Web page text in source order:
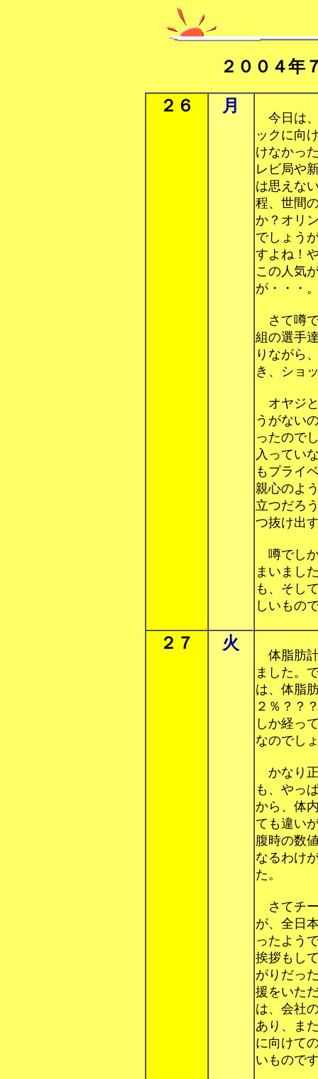
２００４年
２６ 月
今日は、
ックに向
けなかっ
レビ局や
は思えな
程、世間
か？オリ
でしょう
すよね！
この人気
が・・・
さて噂で
組の選手
りながら
き、ショ
オヤジと
うがない
ったので
入ってい
もプライ
親心のよ
立つだろ
つ抜け出
噂でしか
まいまし
も、そし
しいもの
２７ 火
体脂肪計
ました。
は、体脂
２％？？
しか経っ
なのでし
かなり正
も、やっ
から、体
ても違い
腹時の数
なるわけ
た。
さてチー
が、全日
ったよう
挨拶もし
がりだっ
援をいた
は、会社
あり、ま
に向けて
いもので